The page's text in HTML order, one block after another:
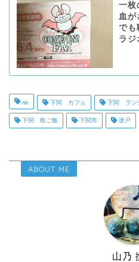
一枚
血が
でも
ラジ
rie 下関 カフェ 下関 ラン
下関 晩ご飯 下関市 唐戸
ABOUT ME
山乃